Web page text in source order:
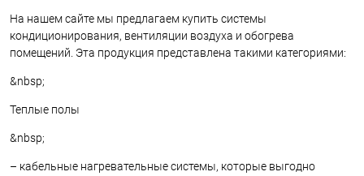
На нашем сайте мы предлагаем купить системы
кондиционирования, вентиляции воздуха и обогрева
помещений. Эта продукция представлена такими категориями:
&nbsp;
Теплые полы
&nbsp;
– кабельные нагревательные системы, которые выгодно